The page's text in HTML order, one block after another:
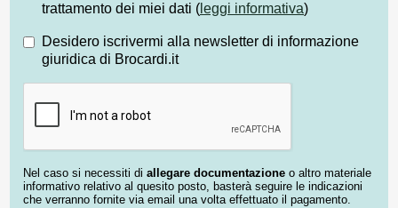
trattamento dei miei dati ( leggi informativa)
Desidero iscrivermi alla newsletter di informazione
giuridica di Brocardi.it
Nel caso si necessiti di allegare documentazione o altro materiale
informativo relativo al quesito posto, basterà seguire le indicazioni
che verranno fornite via email una volta effettuato il pagamento.